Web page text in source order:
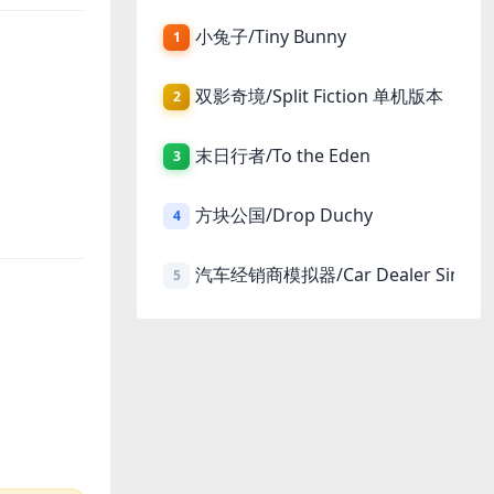
1 小兔子/Tiny Bunny
2 双影奇境/Split Fiction 单机版本
3 末日行者/To the Eden
4 方块公国/Drop Duchy
5 汽车经销商模拟器/Car Dealer